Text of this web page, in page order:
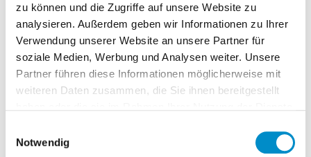
zu können und die Zugriffe auf unsere Website zu
analysieren. Außerdem geben wir Informationen zu Ihrer
Verwendung unserer Website an unsere Partner für
soziale Medien, Werbung und Analysen weiter. Unsere
Partner führen diese Informationen möglicherweise mit
weiteren Daten zusammen, die Sie ihnen bereitgestellt
Notwendig
16 December 2013⏐ Lesedauer: 4 Min
Scheinselbständigkeit vermeiden durch
rechtssichere Verträge